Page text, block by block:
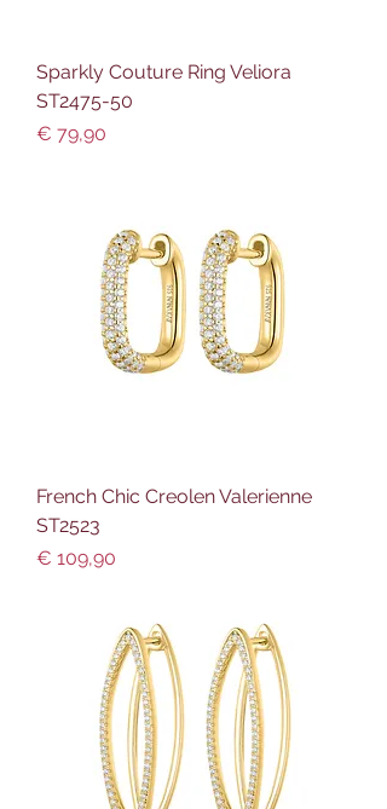
Sparkly Couture Ring Veliora
ST2475-50
Preis
€ 79,90
French Chic Creolen Valerienne
ST2523
Preis
€ 109,90